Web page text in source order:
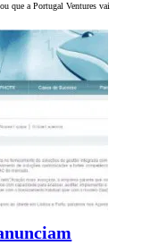
que a Portugal Ventures vai